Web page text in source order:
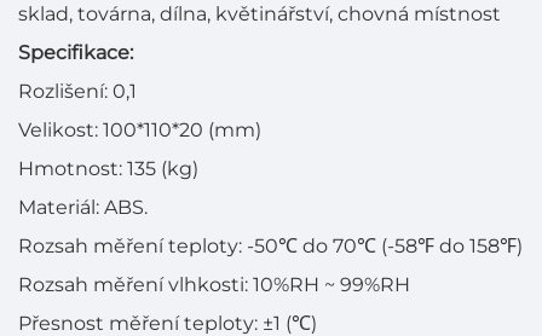
sklad, továrna, dílna, květinářství, chovná místnost
Specifikace:
Rozlišení: 0,1
Velikost: 100*110*20 (mm)
Hmotnost: 135 (kg)
Materiál: ABS.
Rozsah měření teploty: -50℃ do 70℃ (-58℉ do 158℉)
Rozsah měření vlhkosti: 10%RH ~ 99%RH
Přesnost měření teploty: ±1 (℃)